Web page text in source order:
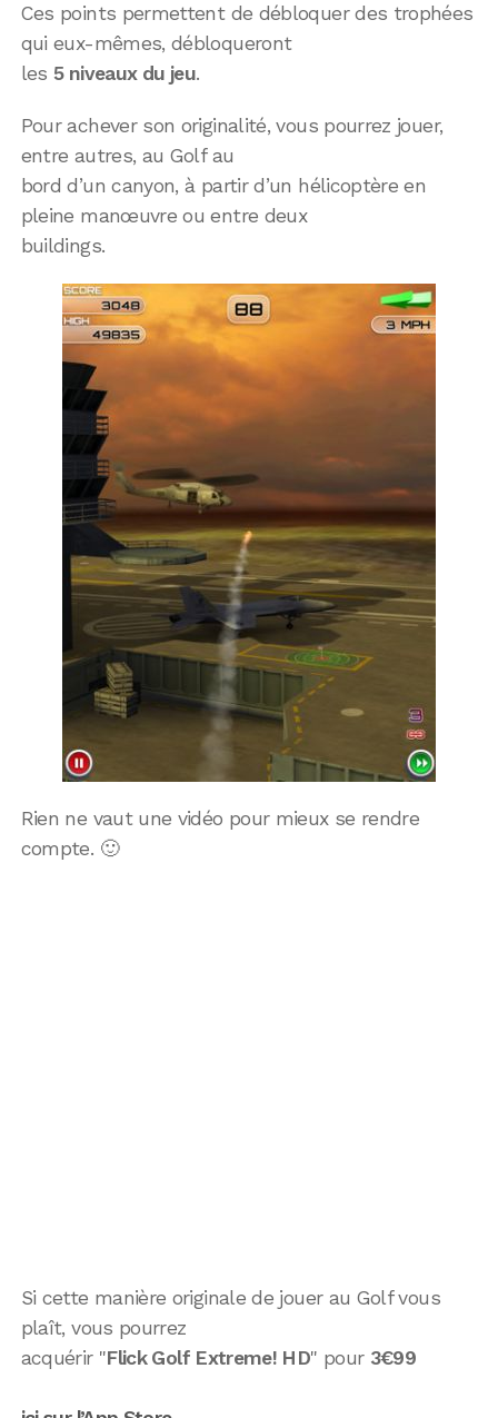
Ces points permettent de débloquer des trophées
qui eux-mêmes, débloqueront
les5 niveaux du jeu.
Pour achever son originalité, vous pourrez jouer,
entre autres, au Golf au
bord d’un canyon, à partir d’un hélicoptère en
pleine manœuvre ou entre deux
buildings.
Rien ne vaut une vidéo pour mieux se rendre
compte. 🙂
Si cette manière originale de jouer au Golf vous
plaît, vous pourrez
acquérir "Flick Golf Extreme! HD" pour 3€99